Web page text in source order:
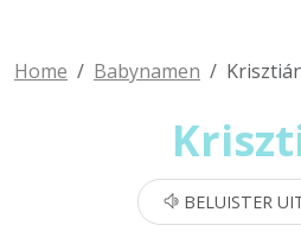
Home Babynamen
BELUISTER